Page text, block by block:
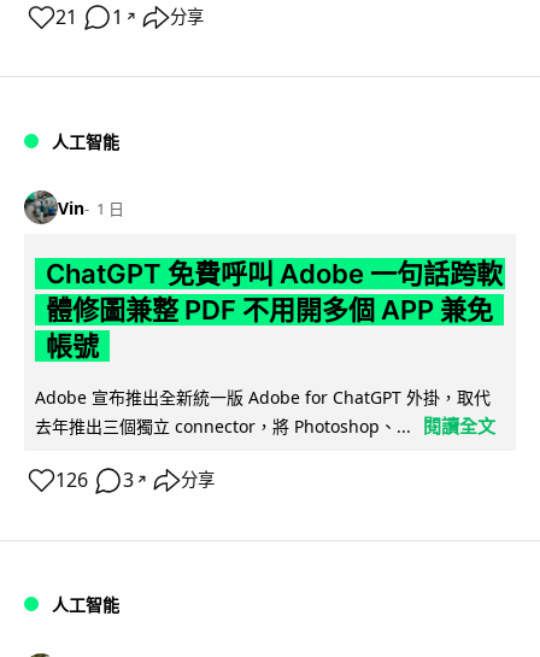
21 1 ↗ 分享
人工智能
Vin 1 日
ChatGPT 免費呼叫 Adobe 一句話跨軟
體修圖兼整 PDF 不用開多個 APP 兼免
帳號
Adobe 宣布推出全新統一版 Adobe for ChatGPT 外掛，取代
去年推出三個獨立 connector，將 Photoshop、...
閱讀全文
126 3 ↗ 分享
人工智能